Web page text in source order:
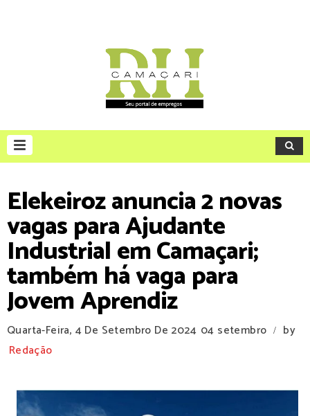
Elekeiroz anuncia 2 novas
vagas para Ajudante
Industrial em Camaçari;
também há vaga para
Jovem Aprendiz
Quarta-Feira, 4 De Setembro De 2024 04 setembro /
by
Redação